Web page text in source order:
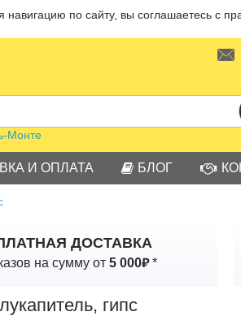
по сайту, вы соглашаетесь с
Монте
И ОПЛАТА БЛОГ
ДОСТАВКА
на сумму от5 000₽*
гипс